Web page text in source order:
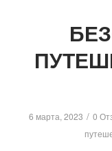
6 марта, 2023 / 0